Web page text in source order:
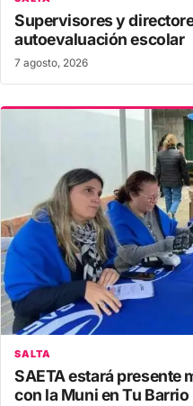
Supervisores y
autoevaluación escolar
7 agosto, 2026
SALTA
SAETA estará presente
con la Muni en Tu Barrio